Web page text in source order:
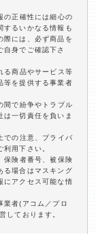
の正確性には細心の
するいかなる情報も
際には、必ず商品を
身でご確認下さ
る商品やサービス等
等を提供する事業者
間で紛争やトラブル
は一切責任を負いま
での注意、プライバ
用下さい。
保険者番号、被保険
る場合はマスキング
にアクセス可能な情
者(アコム／プロ
しております。